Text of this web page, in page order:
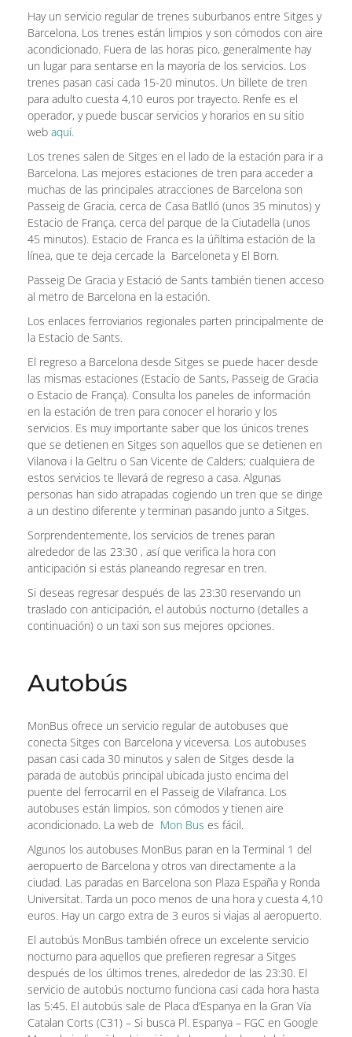
Hay un servicio regular de trenes suburbanos entre Sitges y
Barcelona. Los trenes están limpios y son cómodos con aire
acondicionado. Fuera de las horas pico, generalmente hay
un lugar para sentarse en la mayoría de los servicios. Los
trenes pasan casi cada 15-20 minutos. Un billete de tren
para adulto cuesta 4,10 euros por trayecto. Renfe es el
operador, y puede buscar servicios y horarios en su sitio
web aquí.
Los trenes salen de Sitges en el lado de la estación para ir a
Barcelona. Las mejores estaciones de tren para acceder a
muchas de las principales atracciones de Barcelona son
Passeig de Gracia, cerca de Casa Batlló (unos 35 minutos) y
Estacio de França, cerca del parque de la Ciutadella (unos
45 minutos). Estacio de Franca es la úñltima estación de la
línea, que te deja cercade la Barceloneta y El Born.
Passeig De Gracia y Estació de Sants también tienen acceso
al metro de Barcelona en la estación.
Los enlaces ferroviarios regionales parten principalmente de
la Estacio de Sants.
El regreso a Barcelona desde Sitges se puede hacer desde
las mismas estaciones (Estacio de Sants, Passeig de Gracia
o Estacio de França). Consulta los paneles de información
en la estación de tren para conocer el horario y los
servicios. Es muy importante saber que los únicos trenes
que se detienen en Sitges son aquellos que se detienen en
Vilanova i la Geltru o San Vicente de Calders; cualquiera de
estos servicios te llevará de regreso a casa. Algunas
personas han sido atrapadas cogiendo un tren que se dirige
a un destino diferente y terminan pasando junto a Sitges.
Sorprendentemente, los servicios de trenes paran
alrededor de las 23:30 , así que verifica la hora con
anticipación si estás planeando regresar en tren.
Si deseas regresar después de las 23:30 reservando un
traslado con anticipación, el autobús nocturno (detalles a
continuación) o un taxi son sus mejores opciones.
Autobús
MonBus ofrece un servicio regular de autobuses que
conecta Sitges con Barcelona y viceversa. Los autobuses
pasan casi cada 30 minutos y salen de Sitges desde la
parada de autobús principal ubicada justo encima del
puente del ferrocarril en el Passeig de Vilafranca. Los
autobuses están limpios, son cómodos y tienen aire
acondicionado. La web de Mon Bus es fácil.
Algunos los autobuses MonBus paran en la Terminal 1 del
aeropuerto de Barcelona y otros van directamente a la
ciudad. Las paradas en Barcelona son Plaza España y Ronda
Universitat. Tarda un poco menos de una hora y cuesta 4,10
euros. Hay un cargo extra de 3 euros si viajas al aeropuerto.
El autobús MonBus también ofrece un excelente servicio
nocturno para aquellos que prefieren regresar a Sitges
después de los últimos trenes, alrededor de las 23:30. El
servicio de autobús nocturno funciona casi cada hora hasta
las 5:45. El autobús sale de Placa d’Espanya en la Gran Vía
Catalan Corts (C31) – Si busca Pl. Espanya – FGC en Google